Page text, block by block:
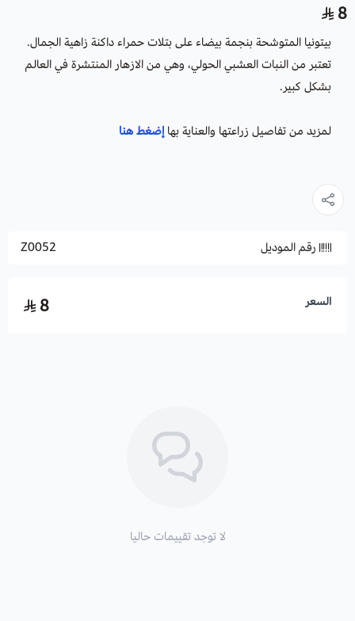
8
بيتونيا المتوشحة بنجمة بيضاء على بتلات حمراء داكنة زاهية الجمال.
تعتبر من النبات العشبي الحولي، وهي من الازهار المنتشرة في العالم
بشكل كبير.
لمزيد من تفاصيل زراعتها والعناية بهاإضغط هنا
رقم الموديل Z0052
السعر 8
لا توجد تقييمات حاليا